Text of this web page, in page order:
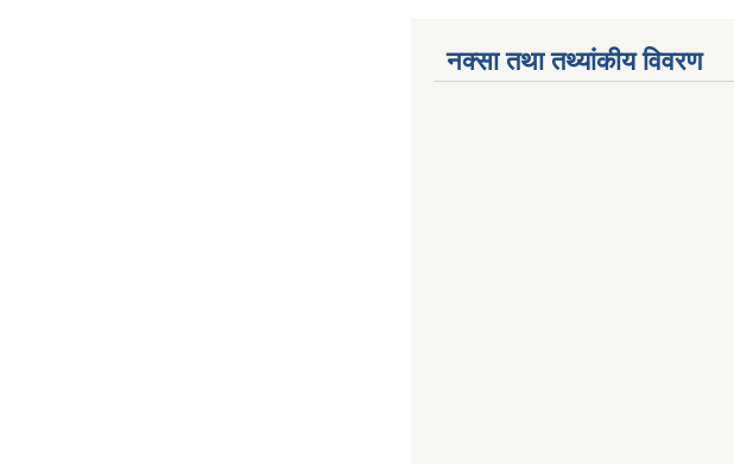
नक्सा तथा तथ्यांकीय विवरण